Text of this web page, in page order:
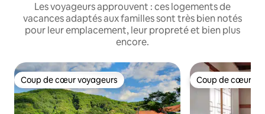
Les voyageurs approuvent : ces logements de
vacances adaptés aux familles sont très bien notés
pour leur emplacement, leur propreté et bien plus
encore.
Coup de cœur voyageurs
Coup de cœur voyageurs Coup de cœur
Coup de cœur